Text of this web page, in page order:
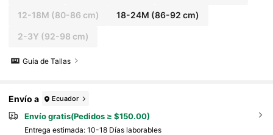
12-18M (80-86 cm) 18-24M (86-92 cm)
2-3Y (92-98 cm)
Guía de Tallas
Envío a Ecuador
Envío gratis(Pedidos ≥ $150.00)
Entrega estimada: 10-18 Días laborables